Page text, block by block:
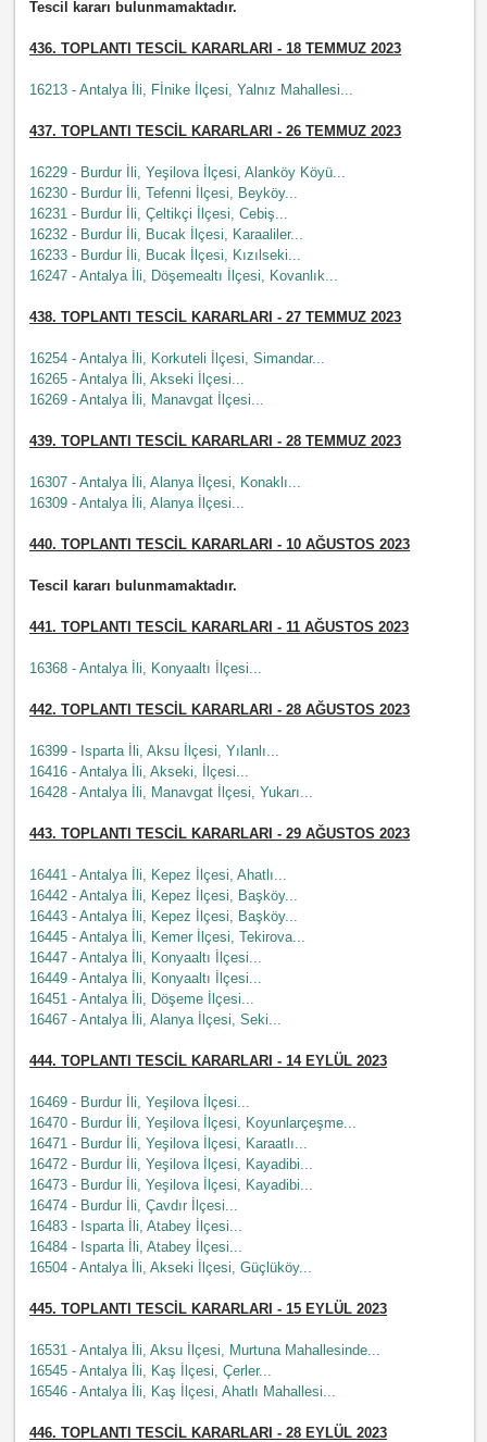
Tescil kararı bulunmamaktadır.
436. TOPLANTI TESCİL KARARLARI - 18 TEMMUZ 2023
16213 - Antalya İli, Fİnike İlçesi, Yalnız Mahallesi...
437. TOPLANTI TESCİL KARARLARI - 26 TEMMUZ 2023
16229 - Burdur İli, Yeşilova İlçesi, Alanköy Köyü...
16230 - Burdur İli, Tefenni İlçesi, Beyköy...
16231 - Burdur İli, Çeltikçi İlçesi, Cebiş...
16232 - Burdur İli, Bucak İlçesi, Karaaliler...
16233 - Burdur İli, Bucak İlçesi, Kızılseki...
16247 - Antalya İli, Döşemealtı İlçesi, Kovanlık...
438. TOPLANTI TESCİL KARARLARI - 27 TEMMUZ 2023
16254 - Antalya İli, Korkuteli İlçesi, Simandar...
16265 - Antalya İli, Akseki İlçesi...
16269 - Antalya İli, Manavgat İlçesi...
439. TOPLANTI TESCİL KARARLARI - 28 TEMMUZ 2023
16307 - Antalya İli, Alanya İlçesi, Konaklı...
16309 - Antalya İli, Alanya İlçesi...
440. TOPLANTI TESCİL KARARLARI - 10 AĞUSTOS 2023
Tescil kararı bulunmamaktadır.
441. TOPLANTI TESCİL KARARLARI - 11 AĞUSTOS 2023
16368 - Antalya İli, Konyaaltı İlçesi...
442. TOPLANTI TESCİL KARARLARI - 28 AĞUSTOS 2023
16399 - Isparta İli, Aksu İlçesi, Yılanlı...
16416 - Antalya İli, Akseki, İlçesi...
16428 - Antalya İli, Manavgat İlçesi, Yukarı...
443. TOPLANTI TESCİL KARARLARI - 29 AĞUSTOS 2023
16441 - Antalya İli, Kepez İlçesi, Ahatlı...
16442 - Antalya İli, Kepez İlçesi, Başköy...
16443 - Antalya İli, Kepez İlçesi, Başköy...
16445 - Antalya İli, Kemer İlçesi, Tekirova...
16447 - Antalya İli, Konyaaltı İlçesi...
16449 - Antalya İli, Konyaaltı İlçesi...
16451 - Antalya İli, Döşeme İlçesi...
16467 - Antalya İli, Alanya İlçesi, Seki...
444. TOPLANTI TESCİL KARARLARI - 14 EYLÜL 2023
16469 - Burdur İli, Yeşilova İlçesi...
16470 - Burdur İli, Yeşilova İlçesi, Koyunlarçeşme...
16471 - Burdur İli, Yeşilova İlçesi, Karaatlı...
16472 - Burdur İli, Yeşilova İlçesi, Kayadibi...
16473 - Burdur İli, Yeşilova İlçesi, Kayadibi...
16474 - Burdur İli, Çavdır İlçesi...
16483 - Isparta İli, Atabey İlçesi...
16484 - Isparta İli, Atabey İlçesi...
16504 - Antalya İli, Akseki İlçesi, Güçlüköy...
445. TOPLANTI TESCİL KARARLARI - 15 EYLÜL 2023
16531 - Antalya İli, Aksu İlçesi, Murtuna Mahallesinde...
16545 - Antalya İli, Kaş İlçesi, Çerler...
16546 - Antalya İli, Kaş İlçesi, Ahatlı Mahallesi...
446. TOPLANTI TESCİL KARARLARI - 28 EYLÜL 2023